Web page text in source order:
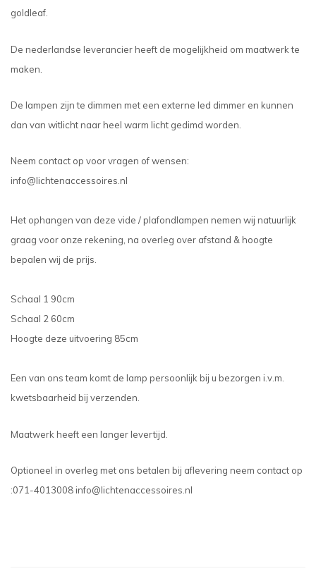
goldleaf.
De nederlandse leverancier heeft de mogelijkheid om maatwerk te
maken.
De lampen zijn te dimmen met een externe led dimmer en kunnen
dan van witlicht naar heel warm licht gedimd worden.
Neem contact op voor vragen of wensen:
info@lichtenaccessoires.nl
Het ophangen van deze vide / plafondlampen nemen wij natuurlijk
graag voor onze rekening, na overleg over afstand & hoogte
bepalen wij de prijs.
Schaal 1 90cm
Schaal 2 60cm
Hoogte deze uitvoering 85cm
Een van ons team komt de lamp persoonlijk bij u bezorgen i.v.m.
kwetsbaarheid bij verzenden.
Maatwerk heeft een langer levertijd.
Optioneel in overleg met ons betalen bij aflevering neem contact op
:071-4013008 info@lichtenaccessoires.nl